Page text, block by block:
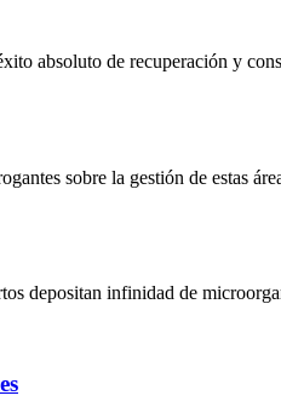
absoluto de recuperación y
sobre la gestión de estas
depositan infinidad de